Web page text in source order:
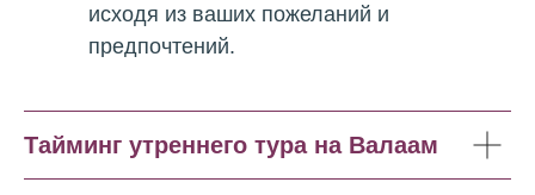
исходя из ваших пожеланий и
предпочтений.
Тайминг утреннего тура на Валаам